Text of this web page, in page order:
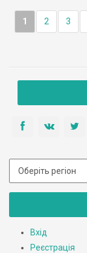
1 2 3
Вхід
Реєстрація